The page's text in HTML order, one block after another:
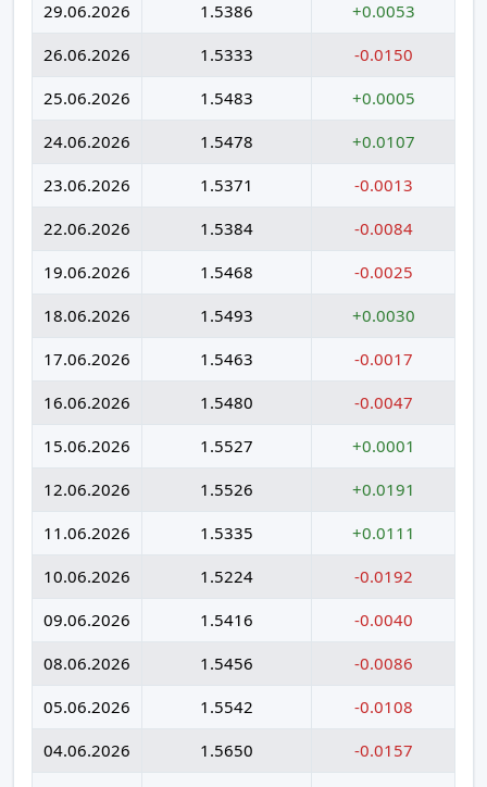
29.06.2026
1.5386
+0.0053
26.06.2026
1.5333
-0.0150
25.06.2026
1.5483
+0.0005
24.06.2026
1.5478
+0.0107
23.06.2026
1.5371
-0.0013
22.06.2026
1.5384
-0.0084
19.06.2026
1.5468
-0.0025
18.06.2026
1.5493
+0.0030
17.06.2026
1.5463
-0.0017
16.06.2026
1.5480
-0.0047
15.06.2026
1.5527
+0.0001
12.06.2026
1.5526
+0.0191
11.06.2026
1.5335
+0.0111
10.06.2026
1.5224
-0.0192
09.06.2026
1.5416
-0.0040
08.06.2026
1.5456
-0.0086
05.06.2026
1.5542
-0.0108
04.06.2026
1.5650
-0.0157